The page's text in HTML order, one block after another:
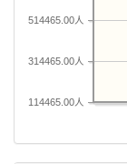
114465.00人
314465.00人
514465.00人